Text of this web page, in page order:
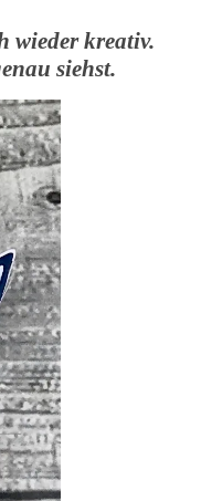
wieder kreativ.
siehst.